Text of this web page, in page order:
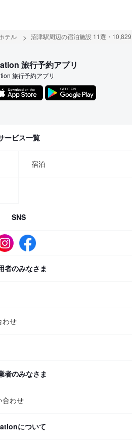
テル 沼津駅周辺の宿泊施設 11選・
旅行予約アプリ
旅行予約アプリ
ービス一覧
宿泊
SNS
者のみなさま
わせ
者のみなさま
合わせ
について